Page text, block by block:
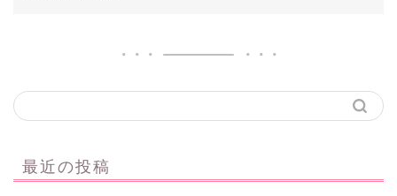
最近の投稿